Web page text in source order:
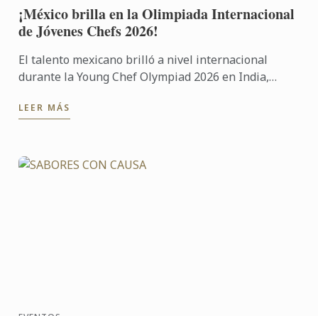
¡México brilla en la Olimpiada Internacional
de Jóvenes Chefs 2026!
El talento mexicano brilló a nivel internacional
durante la Young Chef Olympiad 2026 en India,
la Universidad ...
LEER MÁS